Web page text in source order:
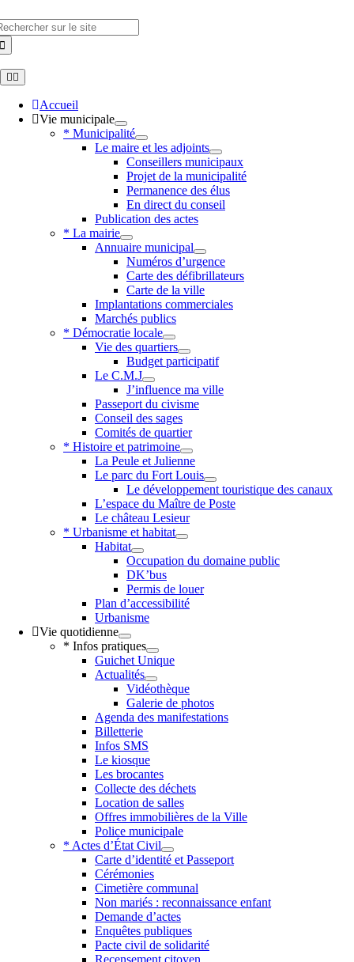
to
content
Toggle
Navigation
Accueil
Vie municipale
* Municipalité
Le maire et les adjoints
Conseillers municipaux
Projet de la municipalité
Permanence des élus
En direct du conseil
Publication des actes
* La mairie
Annuaire municipal
Numéros d’urgence
Carte des défibrillateurs
Carte de la ville
Implantations commerciales
Marchés publics
* Démocratie locale
Vie des quartiers
Budget participatif
Le C.M.J
J’influence ma ville
Passeport du civisme
Conseil des sages
Comités de quartier
* Histoire et patrimoine
La Peule et Julienne
Le parc du Fort Louis
Le développement touristique des canaux
L’espace du Maître de Poste
Le château Lesieur
* Urbanisme et habitat
Habitat
Occupation du domaine public
DK’bus
Permis de louer
Plan d’accessibilité
Urbanisme
Vie quotidienne
* Infos pratiques
Guichet Unique
Actualités
Vidéothèque
Galerie de photos
Agenda des manifestations
Billetterie
Infos SMS
Le kiosque
Les brocantes
Collecte des déchets
Location de salles
Offres immobilières de la Ville
Police municipale
* Actes d’État Civil
Carte d’identité et Passeport
Cérémonies
Cimetière communal
Non mariés : reconnaissance enfant
Demande d’actes
Enquêtes publiques
Pacte civil de solidarité
Recensement citoyen